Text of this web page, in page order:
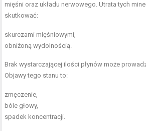
mięśni oraz układu nerwowego. Utrata tych
skutkować:
skurczami mięśniowymi,
obniżoną wydolnością.
Brak wystarczającej ilości płynów może
Objawy tego stanu to:
zmęczenie,
bóle głowy,
spadek koncentracji.